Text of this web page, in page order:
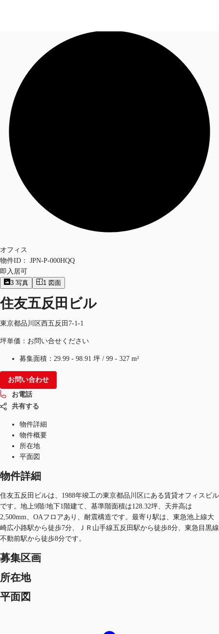
オフィス・事務所
倉庫・物流センター
お電話
オフィス
物件ID：
JPN-P-000HQQ
即入居可
3 写真 1 図面
住友五反田ビル
東京都品川区西五反田7-1-1
坪単価：お問い合せください
募集面積： 29.99 - 98.91 坪 / 99 - 327 m²
お問い合わせ
お電話
共有する
物件詳細
物件概要
所在地
平面図
物件詳細
住友五反田ビルは、1988年竣工の東京都品川区にある賃貸オフィスビル
です。地上9階/地下1階建て、基準階面積は128.32坪、天井高は
2,500mm、OAフロアあり、耐震構造です。最寄り駅は、東急池上線大
崎広小路駅から徒歩7分、ＪＲ山手線五反田駅から徒歩8分、東急目黒線
不動前駅から徒歩8分です。
募集区画
所在地
平面図